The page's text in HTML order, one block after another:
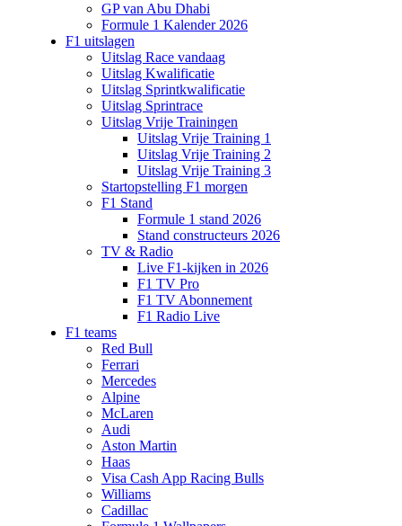
GP van Abu Dhabi
Formule 1 Kalender 2026
F1 uitslagen
Uitslag Race vandaag
Uitslag Kwalificatie
Uitslag Sprintkwalificatie
Uitslag Sprintrace
Uitslag Vrije Trainingen
Uitslag Vrije Training 1
Uitslag Vrije Training 2
Uitslag Vrije Training 3
Startopstelling F1 morgen
F1 Stand
Formule 1 stand 2026
Stand constructeurs 2026
TV & Radio
Live F1-kijken in 2026
F1 TV Pro
F1 TV Abonnement
F1 Radio Live
F1 teams
Red Bull
Ferrari
Mercedes
Alpine
McLaren
Audi
Aston Martin
Haas
Visa Cash App Racing Bulls
Williams
Cadillac